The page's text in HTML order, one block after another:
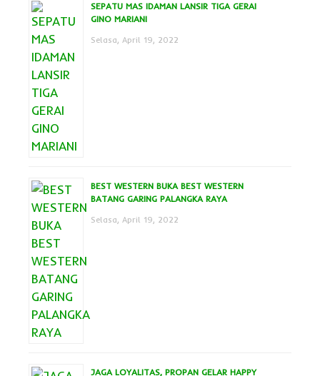
SEPATU MAS IDAMAN LANSIR TIGA GERAI
GINO MARIANI
Selasa, April 19, 2022
BEST WESTERN BUKA BEST WESTERN
BATANG GARING PALANGKA RAYA
Selasa, April 19, 2022
JAGA LOYALITAS, PROPAN GELAR HAPPY